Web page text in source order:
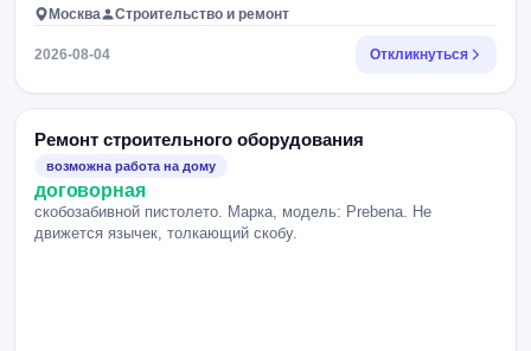
Москва Строительство и ремонт
2026-08-04 Откликнуться
Ремонт строительного оборудования
возможна работа на дому
договорная
скобозабивной пистолето. Марка, модель: Prebena. Не
движется язычек, толкающий скобу.